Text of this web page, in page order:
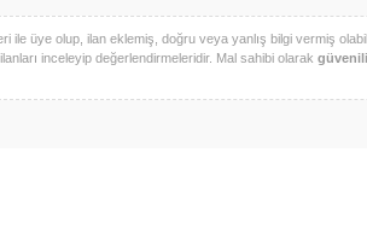
ile üye olup, ilan eklemiş, doğru veya yanlış bilgi vermiş
inceleyip değerlendirmeleridir. Mal sahibi olarak